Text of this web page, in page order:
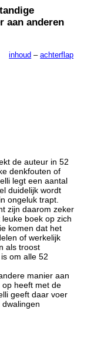
aan anderen
inhoud –achterflap
de auteur in 52
denkfouten of
legt een aantal
duidelijk wordt
ongeluk trapt.
zijn daarom zeker
boek op zich
komen dat het
of werkelijk
als troost
om alle 52
manier aan
op heeft met de
geeft daar voer